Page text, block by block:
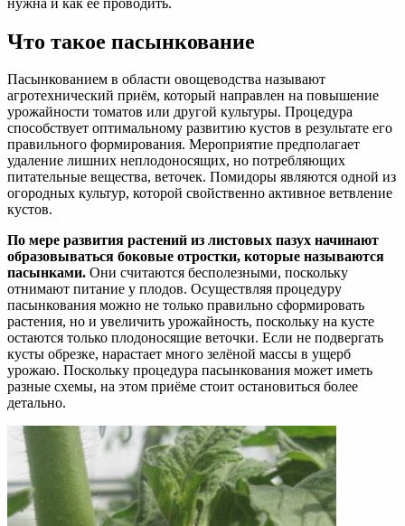
Что такое пасынкование
Пасынкованием в области овощеводства называют
агротехнический приём, который направлен на повышение
урожайности томатов или другой культуры. Процедура
способствует оптимальному развитию кустов в результате его
правильного формирования. Мероприятие предполагает
удаление лишних неплодоносящих, но потребляющих
питательные вещества, веточек. Помидоры являются одной из
огородных культур, которой свойственно активное ветвление
кустов.
По мере развития растений из листовых пазух начинают
образовываться боковые отростки, которые называются
пасынками. Они считаются бесполезными, поскольку
отнимают питание у плодов. Осуществляя процедуру
пасынкования можно не только правильно сформировать
растения, но и увеличить урожайность, поскольку на кусте
остаются только плодоносящие веточки. Если не подвергать
кусты обрезке, нарастает много зелёной массы в ущерб
урожаю. Поскольку процедура пасынкования может иметь
разные схемы, на этом приёме стоит остановиться более
детально.